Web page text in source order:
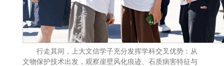
行走其间，上大文信学子充分发挥学科交叉优势：从
文物保护技术出发，观察崖壁风化痕迹、石质病害特征与